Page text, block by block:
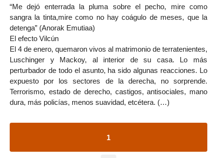
“Me dejó enterrada la pluma sobre el pecho, mire como
sangra la tinta,mire como no hay coágulo de meses, que la
detenga” (Anorak Emutiaa)
El efecto Vilcún
El 4 de enero, quemaron vivos al matrimonio de terratenientes,
Luschinger y Mackoy, al interior de su casa. Lo más
perturbador de todo el asunto, ha sido algunas reacciones. Lo
expuesto por los sectores de la derecha, no sorprende.
Terrorismo, estado de derecho, castigos, antisociales, mano
dura, más policías, menos suavidad, etcétera. (…)
1